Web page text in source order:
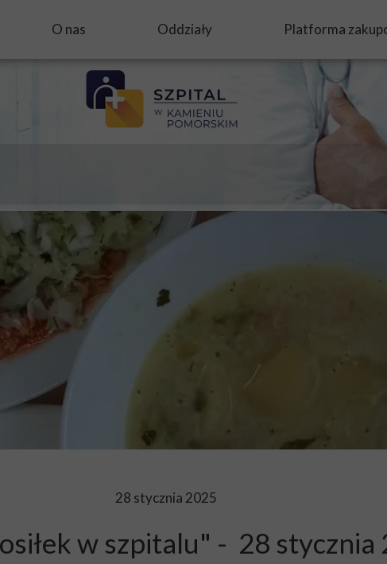
O nas Oddziały Platforma
28 stycznia 2025
w szpitalu" - 28 stycznia